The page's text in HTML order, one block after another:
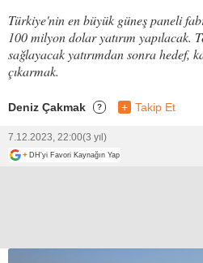
Türkiye'nin en büyük güneş paneli
100 milyon dolar yatırım yapılacak.
sağlayacak yatırımdan sonra hedef,
çıkarmak.
Deniz Çakmak ? + Takip Et
7.12.2023, 22:00(3 yıl)
+ DH'yi Favori Kaynağın Yap